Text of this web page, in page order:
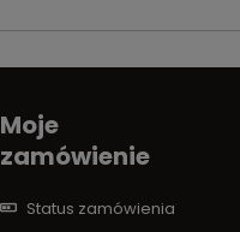
Moje
zamówienie
Status zamówienia